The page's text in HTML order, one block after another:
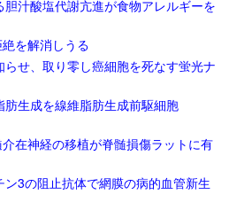
汁酸塩代謝亢進が食物アレルギーを
を解消しうる
せ、取り零し癌細胞を死なす蛍光ナ
生成を線維脂肪生成前駆細胞
在神経の移植が脊髄損傷ラットに有
3の阻止抗体で網膜の病的血管新生